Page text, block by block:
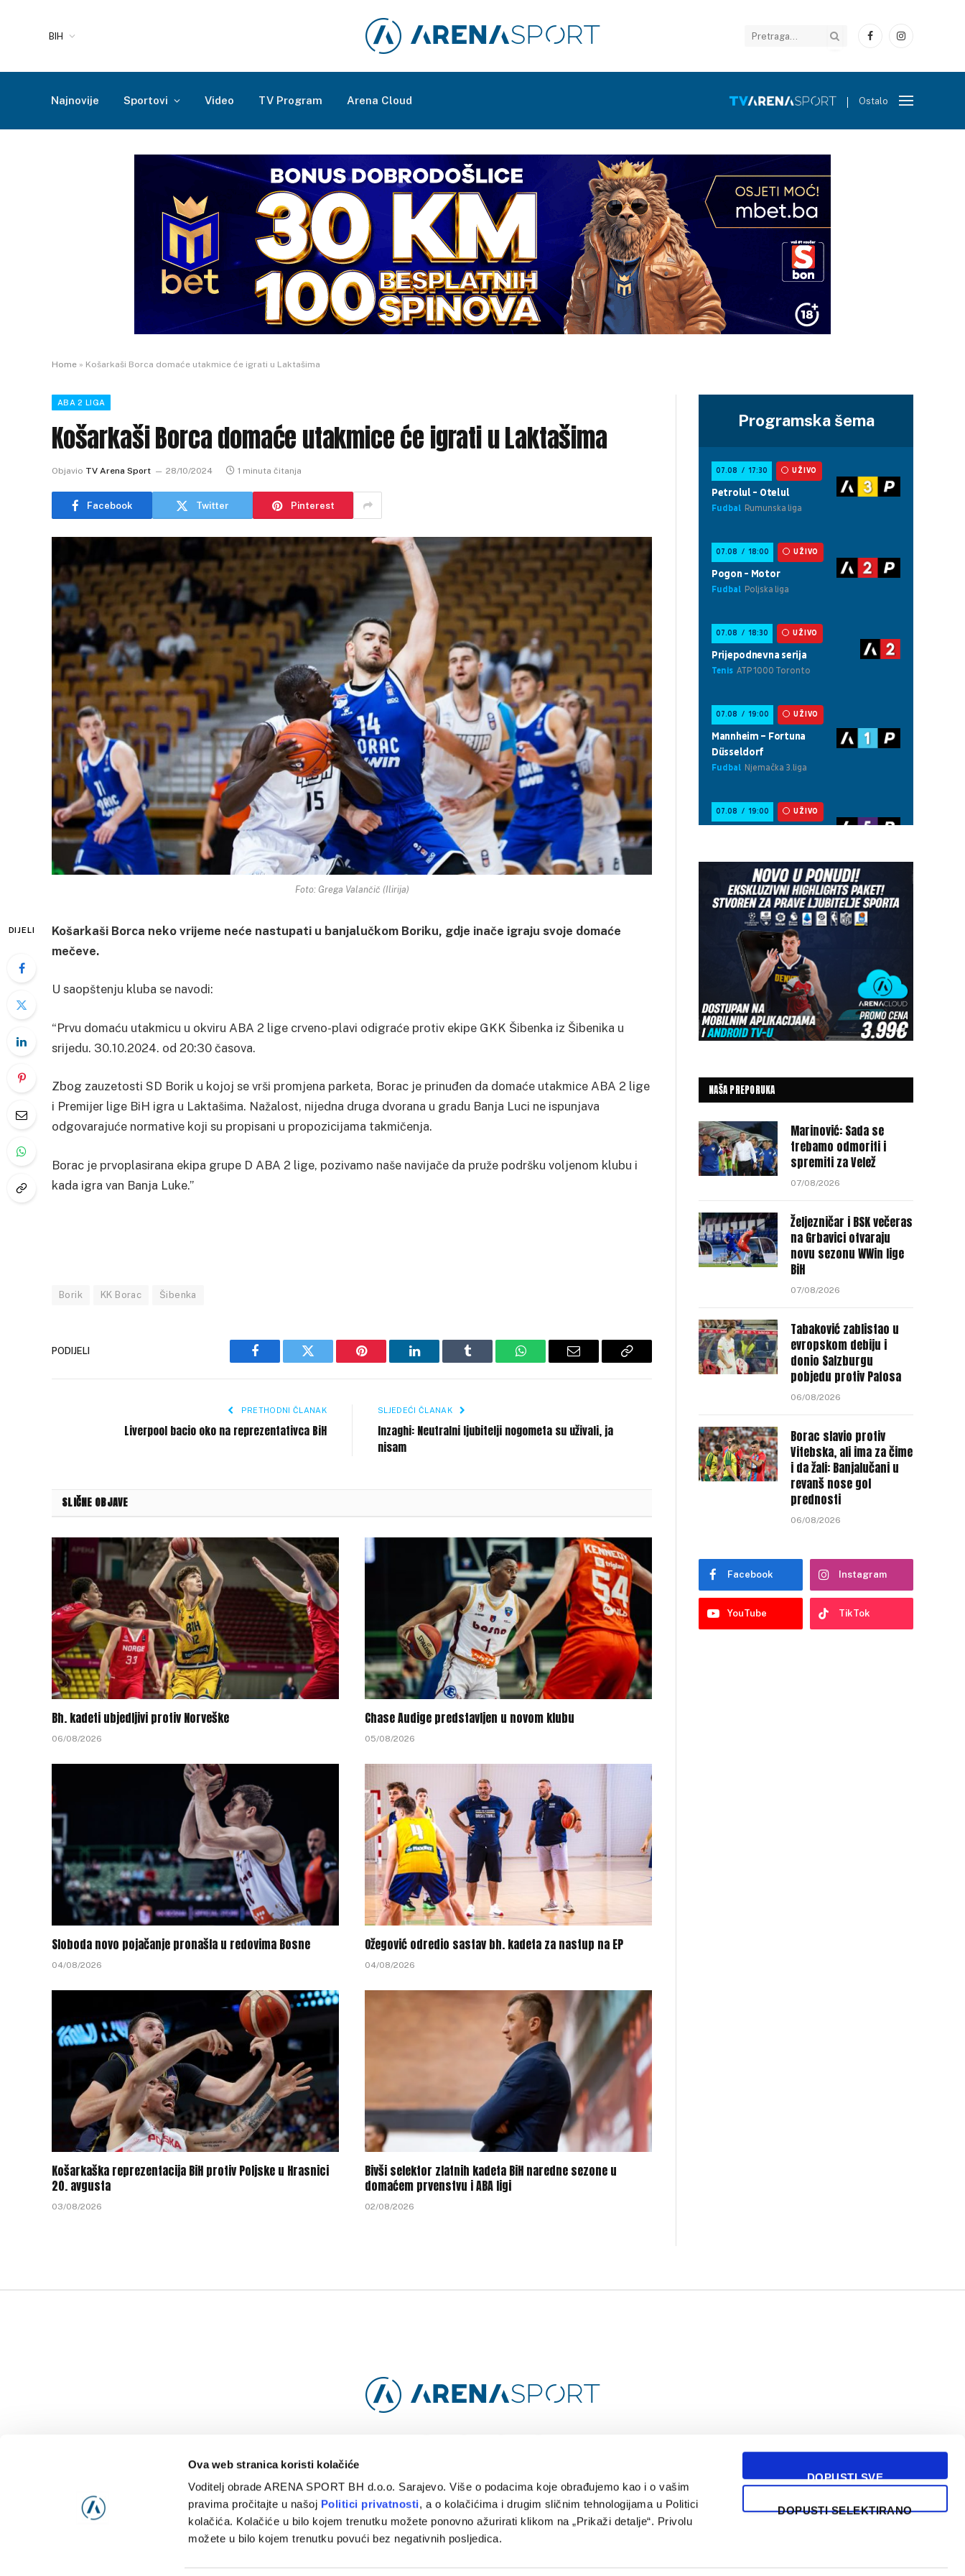
Ova web stranica koristi kolačiće
Voditelj obrade ARENA SPORT BH d.o.o. Sarajevo. Više o podacima koje obrađujemo kao i o vašim
pravima pročitajte u našoj Politici privatnosti, a o kolačićima i drugim sličnim tehnologijama u Politici
kolačića. Kolačiće u bilo kojem trenutku možete ponovno ažurirati klikom na „Prikaži detalje“. Privolu
možete u bilo kojem trenutku povući bez negativnih posljedica.
DOPUSTI SVE
DOPUSTI SELEKTIRANO
BIH
FacebookInstagram
Najnovije Sportovi Video TV Program Arena Cloud Ostalo
Home » Košarkaši Borca domaće utakmice će igrati u Laktašima
ABA 2 LIGA
Košarkaši Borca domaće utakmice će igrati u Laktašima
Objavio TV Arena Sport 28/10/2024 1 minuta čitanja
Facebook Twitter Pinterest
Foto: Grega Valančič (Ilirija)
DIJELI
Košarkaši Borca neko vrijeme neće nastupati u banjalučkom Boriku, gdje inače igraju svoje domaće
mečeve.
U saopštenju kluba se navodi:
“Prvu domaću utakmicu u okviru ABA 2 lige crveno-plavi odigraće protiv ekipe GKK Šibenka iz Šibenika u
srijedu. 30.10.2024. od 20:30 časova.
Zbog zauzetosti SD Borik u kojoj se vrši promjena parketa, Borac je prinuđen da domaće utakmice ABA 2 lige
i Premijer lige BiH igra u Laktašima. Nažalost, nijedna druga dvorana u gradu Banja Luci ne ispunjava
odgovarajuće normative koji su propisani u propozicijama takmičenja.
Borac je prvoplasirana ekipa grupe D ABA 2 lige, pozivamo naše navijače da pruže podršku voljenom klubu i
kada igra van Banja Luke.”
Borik KK Borac Šibenka
PODIJELI
Facebook Twitter Pinterest LinkedIn Tumblr WhatsAppEmail
Copy
PRETHODNI ČLANAK
Liverpool bacio oko na reprezentativca BiH
SLJEDEĆI ČLANAK
Inzaghi: Neutralni ljubitelji nogometa su uživali, ja
nisam
SLIČNE OBJAVE
Bh. kadeti ubjedljivi protiv Norveške
06/08/2026
Chase Audige predstavljen u novom klubu
05/08/2026
Sloboda novo pojačanje pronašla u redovima Bosne
04/08/2026
Ožegović odredio sastav bh. kadeta za nastup na EP
04/08/2026
Košarkaška reprezentacija BiH protiv Poljske u Hrasnici
20. avgusta
03/08/2026
Bivši selektor zlatnih kadeta BiH naredne sezone u
domaćem prvenstvu i ABA ligi
02/08/2026
Programska šema
NAŠA PREPORUKA
Marinović: Sada se
trebamo odmoriti i
spremiti za Velež
07/08/2026
Željezničar i BSK večeras
na Grbavici otvaraju
novu sezonu WWin lige
BiH
07/08/2026
Tabaković zablistao u
evropskom debiju i
donio Salzburgu
pobjedu protiv Pafosa
06/08/2026
Borac slavio protiv
Vitebska, ali ima za čime
i da žali: Banjalučani u
revanš nose gol
prednosti
06/08/2026
Facebook Instagram
YouTube TikTok
NAJNOVIJE POLITIKA PRIVATNOSTI